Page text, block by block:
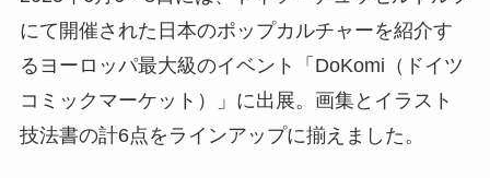
にて開催された日本のポップカルチャーを紹介す
るヨーロッパ最大級のイベント「DoKomi（ドイツ
コミックマーケット）」に出展。画集とイラスト
技法書の計6点をラインアップに揃えました。